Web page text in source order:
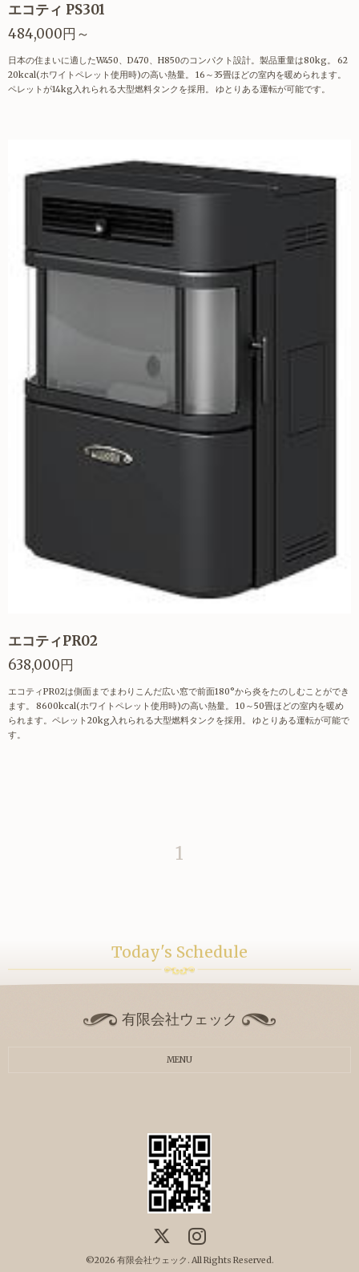
エコティ PS301
484,000円～
日本の住まいに適したW450、D470、H850のコンパクト設計。製品重量は80kg。 62
20kcal(ホワイトペレット使用時)の高い熱量。 16～35畳ほどの室内を暖められます。
ペレットが14kg入れられる大型燃料タンクを採用。 ゆとりある運転が可能です。
エコティPR02
638,000円
エコティPR02は側面までまわりこんだ広い窓で前面180°から炎をたのしむことができ
ます。 8600kcal(ホワイトペレット使用時)の高い熱量。 10～50畳ほどの室内を暖め
られます。ペレット20kg入れられる大型燃料タンクを採用。 ゆとりある運転が可能で
す。
1
Today's Schedule
有限会社ウェック
MENU
©2026 有限会社ウェック . All Rights Reserved.